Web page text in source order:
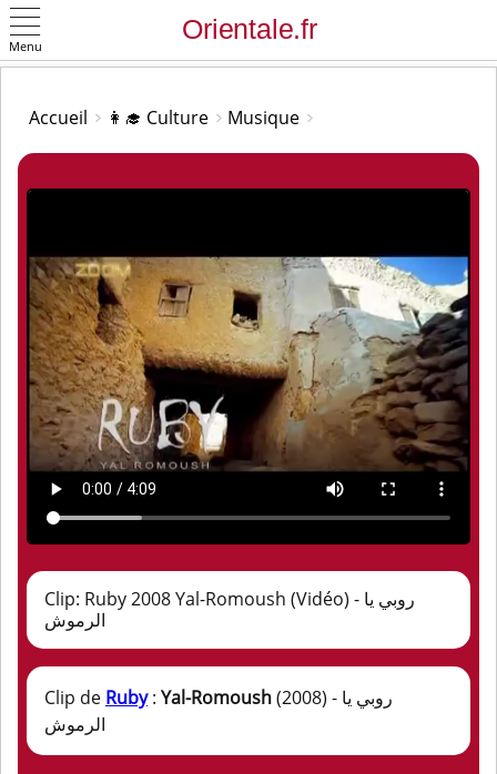
Menu
Accueil 👩‍🎓 Culture Musique
Clip: Ruby 2008 Yal-Romoush (Vidéo) - روبي يا
الرموش
Clip de Ruby: Yal-Romoush(2008) - روبي يا
الرموش